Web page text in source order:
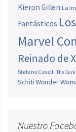
Kieron Gillen La
Fantásticos
Marvel
Reinado de X
Stefano Caselli The
Schiti Wonder
Nuestro